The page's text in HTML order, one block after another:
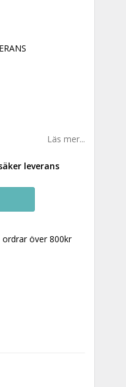
Läs mer...
leverans
ordrar över 800kr